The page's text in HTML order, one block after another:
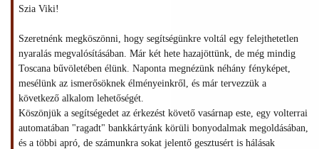
Szia Viki!
Szeretnénk megköszönni, hogy segítségünkre voltál egy felejthetetlen
nyaralás megvalósításában. Már két hete hazajöttünk, de még mindig
Toscana bűvöletében élünk. Naponta megnézünk néhány fényképet,
mesélünk az ismerősöknek élményeinkről, és már tervezzük a
következő alkalom lehetőségét.
Köszönjük a segítségedet az érkezést követő vasárnap este, egy volterrai
automatában "ragadt" bankkártyánk körüli bonyodalmak megoldásában,
és a többi apró, de számunkra sokat jelentő gesztusért is hálásak